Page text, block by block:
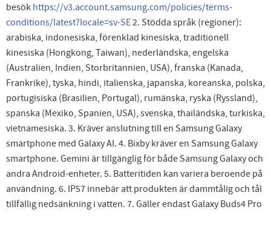
besök https://v3.account.samsung.com/policies/terms-
conditions/latest?locale=sv-SE2. Stödda språk (regioner):
arabiska, indonesiska, förenklad kinesiska, traditionell
kinesiska (Hongkong, Taiwan), nederländska, engelska
(Australien, Indien, Storbritannien, USA), franska (Kanada,
Frankrike), tyska, hindi, italienska, japanska, koreanska, polska,
portugisiska (Brasilien, Portugal), rumänska, ryska (Ryssland),
spanska (Mexiko, Spanien, USA), svenska, thailändska, turkiska,
vietnamesiska. 3. Kräver anslutning till en Samsung Galaxy
smartphone med Galaxy AI. 4. Bixby kräver en Samsung Galaxy
smartphone. Gemini är tillgänglig för både Samsung Galaxy och
andra Android-enheter. 5. Batteritiden kan variera beroende på
användning. 6. IP57 innebär att produkten är dammtålig och tål
tillfällig nedsänkning i vatten. 7. Gäller endast Galaxy Buds4 Pro